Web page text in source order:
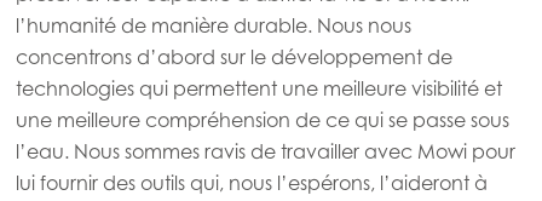
Mowi Chile
Mowi USA
l’humanité de manière durable. Nous nous
concentrons d’abord sur le développement de
technologies qui permettent une meilleure visibilité et
une meilleure compréhension de ce qui se passe sous
l’eau. Nous sommes ravis de travailler avec Mowi pour
lui fournir des outils qui, nous l’espérons, l’aideront à